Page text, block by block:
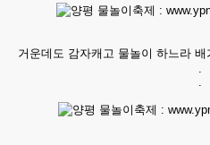
거운데도 감자캐고 물놀이 하느라
.
.